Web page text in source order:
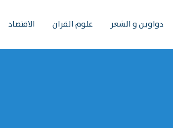
دواوين و الشعر علوم القران الاقتصاد